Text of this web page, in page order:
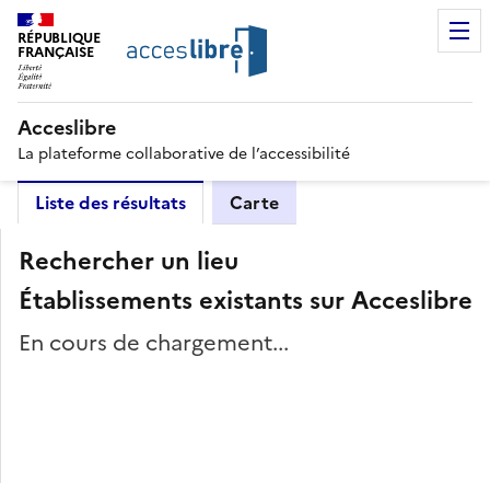
RÉPUBLIQUE
FRANÇAISE
Acceslibre
La plateforme collaborative de l’accessibilité
Liste des résultats Carte
Rechercher un lieu
Établissements existants sur Acceslibre
En cours de chargement...